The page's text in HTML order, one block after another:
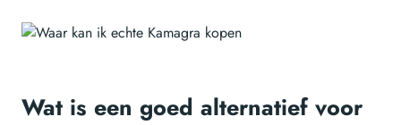
Wat is een goed alternatief voor